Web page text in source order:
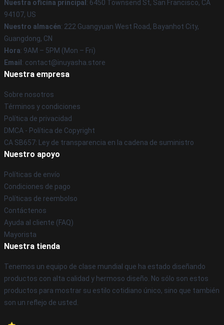
Nuestra oficina principal : 6450 Townsend St, San Francisco, CA
94107, US
Nuestro almacén: 222 Guangyuan West Road, Bayanhot City,
Guangdong, CN
Hora: 9AM – 5PM (Mon – Fri)
Email : contact@inuyasha.store
Nuestra empresa
Sobre nosotros
Términos y condiciones
Política de privacidad
DMCA - Política de Copyright
CA SB657: Ley de transparencia en la cadena de suministro
Nuestro apoyo
Políticas de envío
Condiciones de pago
Políticas de reembolso
Contáctenos
Ayuda al cliente (FAQ)
Mayorista
Nuestra tienda
Tenemos un equipo de clase mundial que ha estado diseñando
productos con alta calidad y hermoso diseño. No sólo son estos
productos para mostrar su estilo cotidiano único, sino que también
son un reflejo de usted.